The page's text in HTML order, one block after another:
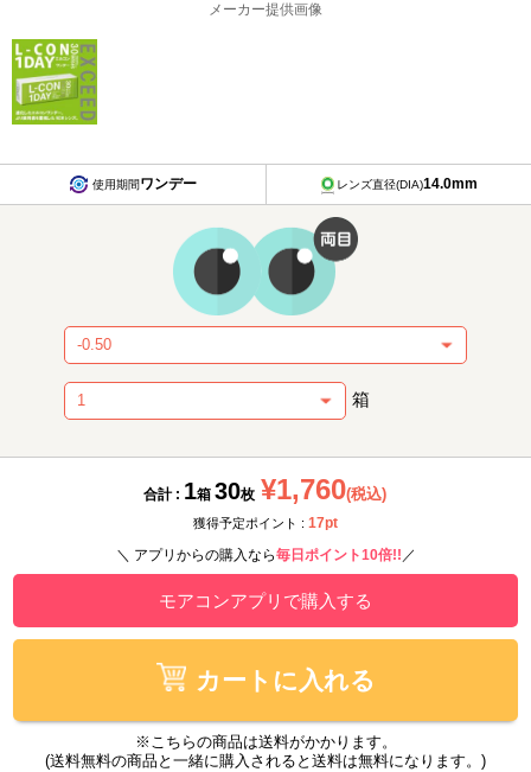
メーカー提供画像
使用期間ワンデー レンズ直径(DIA)14.0mm
箱
合計 : 1箱 30枚 ¥1,760(税込)
獲得予定ポイント : 17pt
＼ アプリからの購入なら毎日ポイント10倍!! ／
モアコンアプリで購入する
カートに入れる
※こちらの商品は送料がかかります。
(送料無料の商品と一緒に購入されると送料は無料になります。)